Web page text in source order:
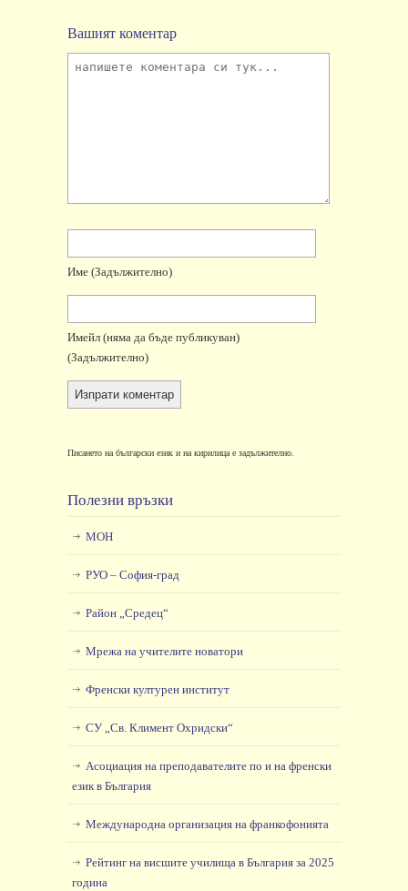
Вашият коментар
Име (задължително)
Имейл (няма да бъде публикуван)
(задължително)
Писането на български език и на кирилица е задължително.
Полезни връзки
МОН
РУО – София-град
Район „Средец“
Мрежа на учителите новатори
Френски културен институт
СУ „Св. Климент Охридски“
Асоциация на преподавателите по и на френски
език в България
Международна организация на франкофонията
Рейтинг на висшите училища в България за 2025
година